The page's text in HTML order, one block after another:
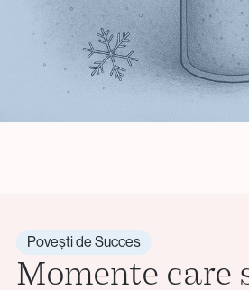
Povești de Succes
Momente care